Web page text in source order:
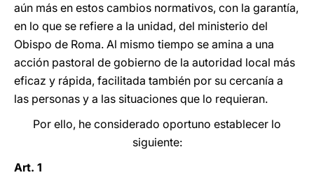
aún más en estos cambios normativos, con la garantía,
en lo que se refiere a la unidad, del ministerio del
Obispo de Roma. Al mismo tiempo se amina a una
acción pastoral de gobierno de la autoridad local más
eficaz y rápida, facilitada también por su cercanía a
las personas y a las situaciones que lo requieran.
Por ello, he considerado oportuno establecer lo
siguiente:
Art. 1